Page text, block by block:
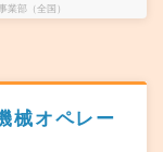
部（全国）
械オペレー